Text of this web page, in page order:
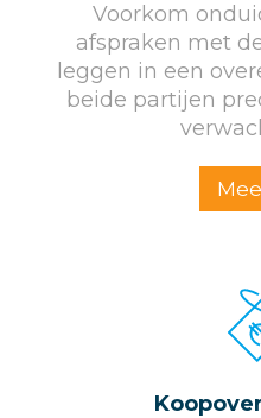
Voorkom
afspraken met
leggen in een
beide partijen